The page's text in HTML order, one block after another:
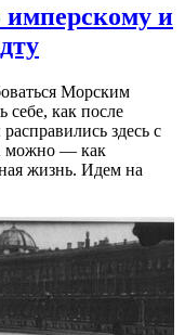
имперскому и
Морским
как после
здесь с
можно — как
жизнь. Идем на